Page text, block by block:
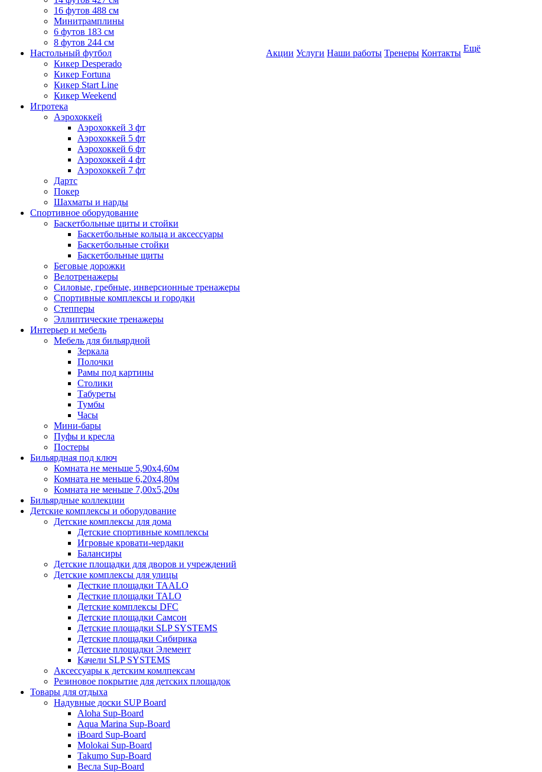
16 футов 488 см
Минитрамплины
6 футов 183 см
8 футов 244 см
Настольный футбол
Кикер Desperado
Кикер Fortuna
Кикер Start Line
Кикер Weekend
Игротека
Аэрохоккей
Аэрохоккей 3 фт
Аэрохоккей 5 фт
Аэрохоккей 6 фт
Аэрохоккей 4 фт
Аэрохоккей 7 фт
Дартс
Покер
Шахматы и нарды
Спортивное оборудование
Баскетбольные щиты и стойки
Баскетбольные кольца и аксессуары
Баскетбольные стойки
Баскетбольные щиты
Беговые дорожки
Велотренажеры
Силовые, гребные, инверсионные тренажеры
Спортивные комплексы и городки
Степперы
Эллиптические тренажеры
Интерьер и мебель
Мебель для бильярдной
Зеркала
Полочки
Рамы под картины
Столики
Табуреты
Тумбы
Часы
Мини-бары
Пуфы и кресла
Постеры
Бильярдная под ключ
Комната не меньше 5,90х4,60м
Комната не меньше 6,20х4,80м
Комната не меньше 7,00х5,20м
Бильярдные коллекции
Детские комплексы и оборудование
Детские комплексы для дома
Детские спортивные комплексы
Игровые кровати-чердаки
Балансиры
Детские площадки для дворов и учреждений
Детские комплексы для улицы
Десткие площадки TAALO
Десткие площадки TALO
Детские комплексы DFC
Детские площадки Самсон
Детские площадки SLP SYSTEMS
Детские площадки Сибирика
Детские площадки Элемент
Качели SLP SYSTEMS
Аксессуары к детским комлпексам
Резиновое покрытие для детских площадок
Товары для отдыха
Надувные доски SUP Board
Aloha Sup-Board
Aqua Marina Sup-Board
iBoard Sup-Board
Molokai Sup-Board
Takumo Sup-Board
Весла Sup-Board
Акции Услуги Наши работы Тренеры Контакты Ещё